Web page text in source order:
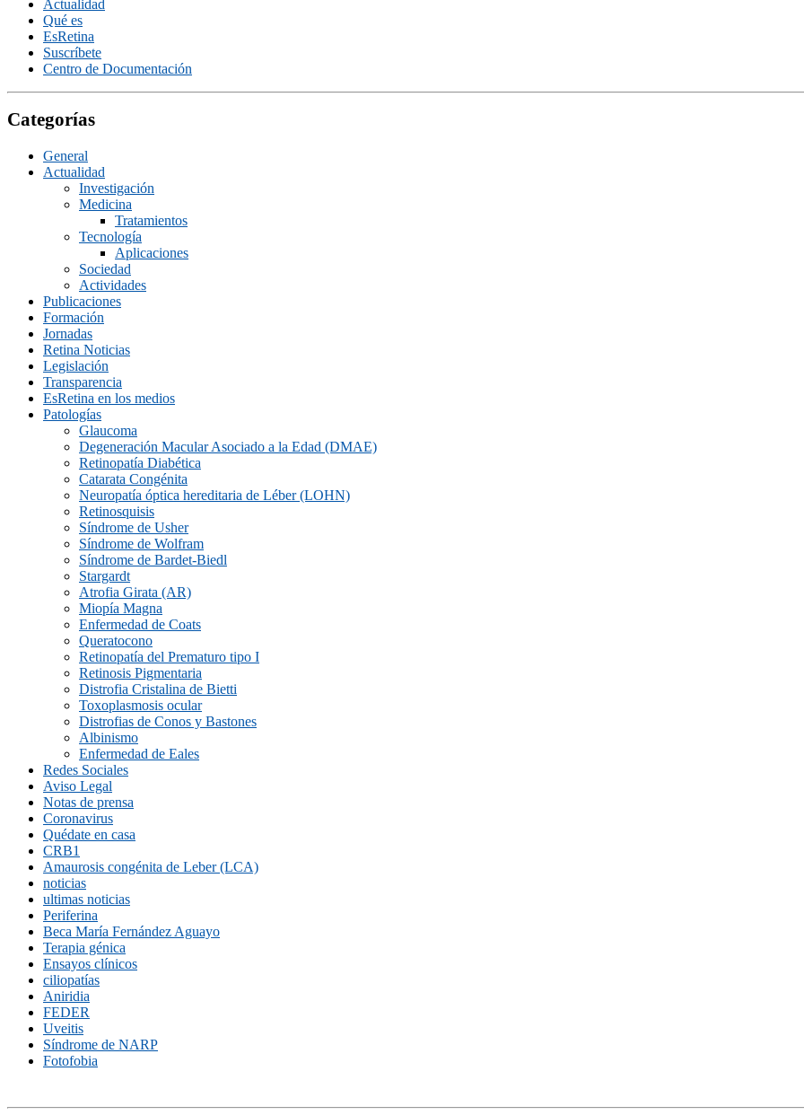
Actualidad
Qué es
EsRetina
Suscrí­bete
Centro de Documentación
Categorías
General
Actualidad
Investigación
Medicina
Tratamientos
Tecnologí­a
Aplicaciones
Sociedad
Actividades
Publicaciones
Formación
Jornadas
Retina Noticias
Legislación
Transparencia
EsRetina en los medios
Patologías
Glaucoma
Degeneración Macular Asociado a la Edad (DMAE)
Retinopatía Diabética
Catarata Congénita
Neuropatí­a óptica hereditaria de Léber (LOHN)
Retinosquisis
Síndrome de Usher
Síndrome de Wolfram
Síndrome de Bardet-Biedl
Stargardt
Atrofia Girata (AR)
Miopía Magna
Enfermedad de Coats
Queratocono
Retinopatí­a del Prematuro tipo I
Retinosis Pigmentaria
Distrofia Cristalina de Bietti
Toxoplasmosis ocular
Distrofias de Conos y Bastones
Albinismo
Enfermedad de Eales
Redes Sociales
Aviso Legal
Notas de prensa
Coronavirus
Quédate en casa
CRB1
Amaurosis congénita de Leber (LCA)
noticias
ultimas noticias
Periferina
Beca María Fernández Aguayo
Terapia génica
Ensayos clínicos
ciliopatías
Aniridia
FEDER
Uveitis
Síndrome de NARP
Fotofobia